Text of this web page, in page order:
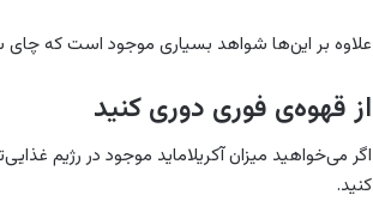
علاوه بر این‌ها شواهد بسیاری موجود است که
از قهوه‌ی فوری دوری کنید
اگر می‌خواهید میزان آکریلاماید موجود در رژیم
کنید.